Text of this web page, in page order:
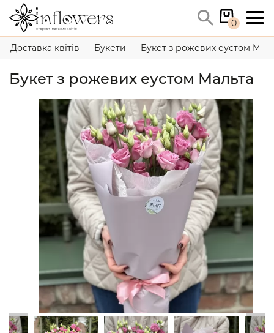
0
Доставка квітів Букети Букет з рожевих еустом
Букет з рожевих еустом Мальта